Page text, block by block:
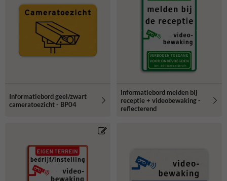
Informatiebord geel/zwart
cameratoezicht - BP04
Informatiebord melden bij
receptie + videobewaking -
reflecterend